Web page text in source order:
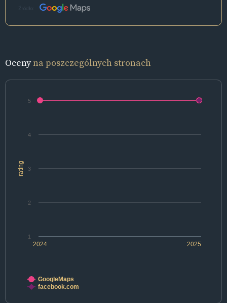
Źródło:
Ocenyna poszczególnych stronach
rating
2024 2025
1
2
3
4
5
GoogleMaps
facebook.com